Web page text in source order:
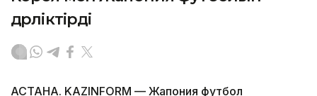
дүрліктірді
АСТАНА. KAZINFORM — Жапония футбол